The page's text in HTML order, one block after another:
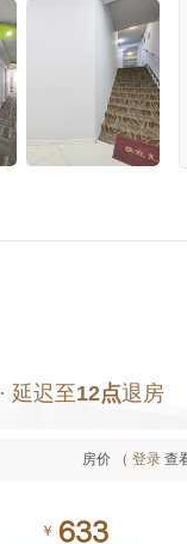
· 延迟至12点退房
房价 （ 登录 查
￥ 